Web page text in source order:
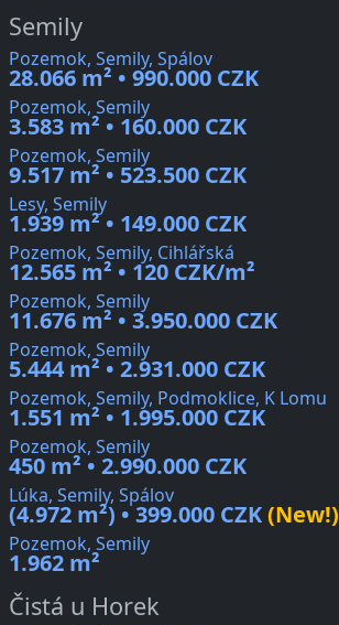
Semily
Pozemok, Semily, Spálov
28.066 m² • 990.000 CZK
Pozemok, Semily
3.583 m² • 160.000 CZK
Pozemok, Semily
9.517 m² • 523.500 CZK
Lesy, Semily
1.939 m² • 149.000 CZK
Pozemok, Semily, Cihlářská
12.565 m² • 120 CZK/m²
Pozemok, Semily
11.676 m² • 3.950.000 CZK
Pozemok, Semily
5.444 m² • 2.931.000 CZK
Pozemok, Semily, Podmoklice, K Lomu
1.551 m² • 1.995.000 CZK
Pozemok, Semily
450 m² • 2.990.000 CZK
Lúka, Semily, Spálov
(4.972 m²) • 399.000 CZK(New!)
Pozemok, Semily
1.962 m²
Čistá u Horek